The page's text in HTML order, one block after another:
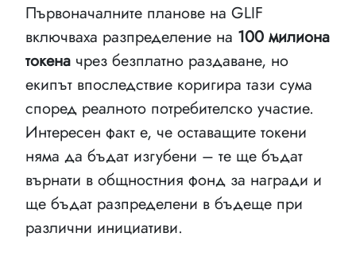
Първоначалните планове на GLIF
включваха разпределение на 100 милиона
токена чрез безплатно раздаване, но
екипът впоследствие коригира тази сума
според реалното потребителско участие.
Интересен факт е, че оставащите токени
няма да бъдат изгубени – те ще бъдат
върнати в общностния фонд за награди и
ще бъдат разпределени в бъдеще при
различни инициативи.